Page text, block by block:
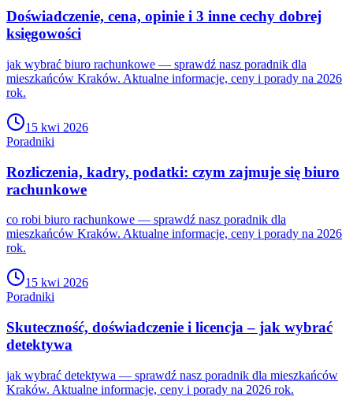
Doświadczenie, cena, opinie i 3 inne cechy dobrej
księgowości
jak wybrać biuro rachunkowe — sprawdź nasz poradnik dla
mieszkańców Kraków. Aktualne informacje, ceny i porady na 2026
rok.
15 kwi 2026
Poradniki
Rozliczenia, kadry, podatki: czym zajmuje się biuro
rachunkowe
co robi biuro rachunkowe — sprawdź nasz poradnik dla
mieszkańców Kraków. Aktualne informacje, ceny i porady na 2026
rok.
15 kwi 2026
Poradniki
Skuteczność, doświadczenie i licencja – jak wybrać
detektywa
jak wybrać detektywa — sprawdź nasz poradnik dla mieszkańców
Kraków. Aktualne informacje, ceny i porady na 2026 rok.